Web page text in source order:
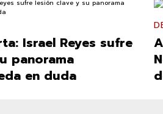
Israel Reyes sufre
panorama
en duda